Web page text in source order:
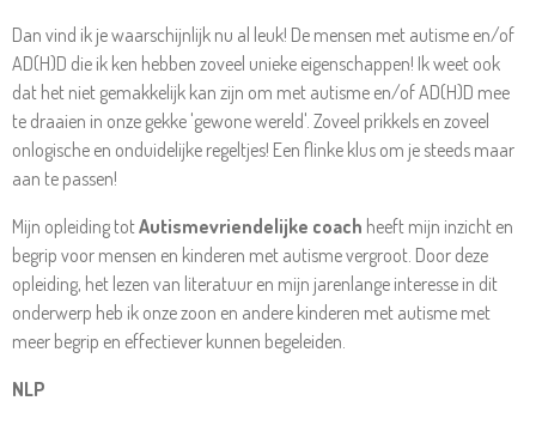
Dan vind ik je waarschijnlijk nu al leuk! De mensen met autisme en/of
AD(H)D die ik ken hebben zoveel unieke eigenschappen! Ik weet ook
dat het niet gemakkelijk kan zijn om met autisme en/of AD(H)D mee
te draaien in onze gekke 'gewone wereld'. Zoveel prikkels en zoveel
onlogische en onduidelijke regeltjes! Een flinke klus om je steeds maar
aan te passen!
Mijn opleiding totAutismevriendelijke coach heeft mijn inzicht en
begrip voor mensen en kinderen met autisme vergroot. Door deze
opleiding, het lezen van literatuur en mijn jarenlange interesse in dit
onderwerp heb ik onze zoon en andere kinderen met autisme met
meer begrip en effectiever kunnen begeleiden.
NLP